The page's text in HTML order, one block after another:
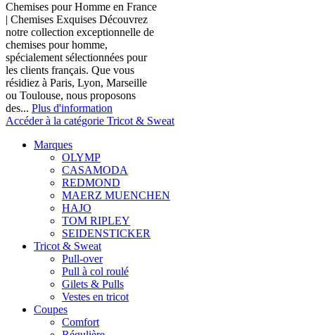
Chemises pour Homme en France
| Chemises Exquises Découvrez
notre collection exceptionnelle de
chemises pour homme,
spécialement sélectionnées pour
les clients français. Que vous
résidiez à Paris, Lyon, Marseille
ou Toulouse, nous proposons
des... Plus d'information
Accéder à la catégorie Tricot & Sweat
Marques
OLYMP
CASAMODA
REDMOND
MAERZ MUENCHEN
HAJO
TOM RIPLEY
SEIDENSTICKER
Tricot & Sweat
Pull-over
Pull à col roulé
Gilets & Pulls
Vestes en tricot
Coupes
Comfort